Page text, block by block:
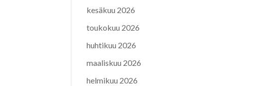
kesäkuu 2026
toukokuu 2026
huhtikuu 2026
maaliskuu 2026
helmikuu 2026